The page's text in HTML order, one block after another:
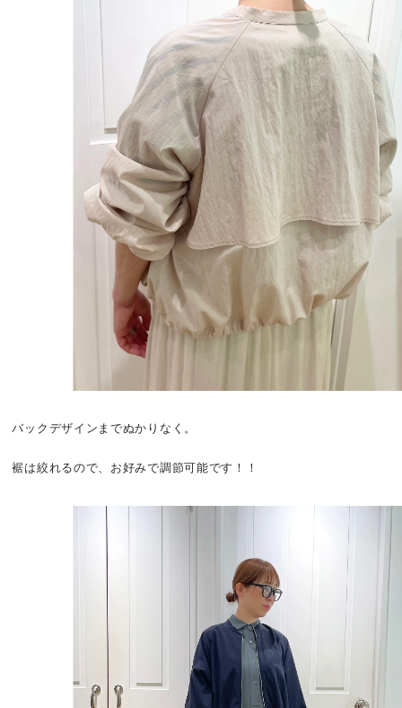
バックデザインまでぬかりなく。
裾は絞れるので、お好みで調節可能です！！